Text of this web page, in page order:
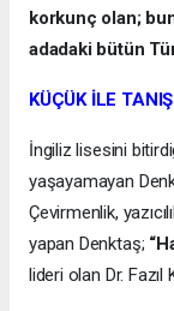
korkunç olan;
adadaki bütün
KÜÇÜK İLE
İngiliz lisesini
yaşayamayan
Çevirmenlik,
yapan Denktaş;
lideri olan Dr. Fazıl